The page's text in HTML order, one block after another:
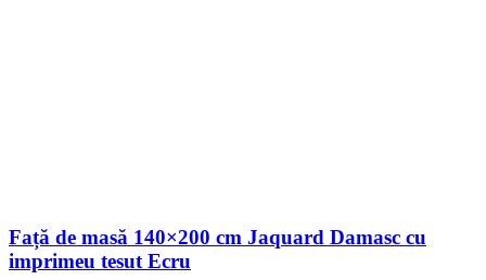
Față de masă 140×200 cm Jaquard Damasc cu
imprimeu tesut Ecru